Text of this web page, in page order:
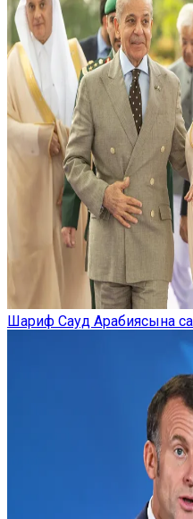
Шариф Сауд Арабиясына